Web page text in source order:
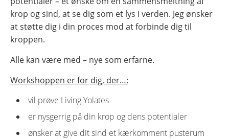
krop og sind, at se dig som et lys i verden. Jeg ønsker
at støtte dig i din proces mod at forbinde dig til
kroppen.
Alle kan være med – nye som erfarne.
Workshoppen er for dig, der…:
vil prøve Living Yolates
er nysgerrig på din krop og dens potentialer
ønsker at give dit sind et kærkomment pusterum